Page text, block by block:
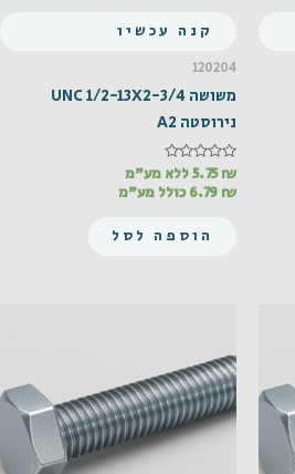
קנה עכשיו
120204
משושה UNC 1/2-13X2-3/4
נירוסטה A2
דורג
מתוך
5.75₪
ללא מע"מ
6.79 ₪ כולל מע"מ
הוספה לסל